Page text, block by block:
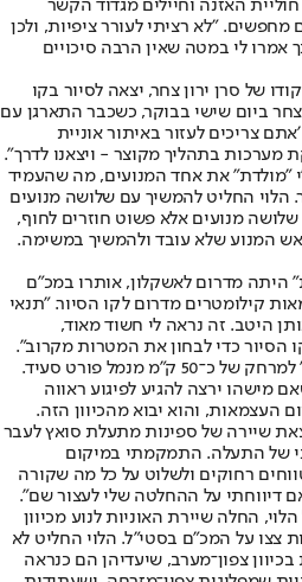
חוליית האזנה וחיילים מגדוד הקשר
"לא רציתי לעורר ציפיות, ולכן
אמרו לי במטה שאין הרבה סיכויים
(מדגם סער 2), בפיקודו של סרן ירון צחר, יצאה לסיור בקו
ביום שישי בבוקר, כשכבר התארגן עם
צריכים לעזור באיתור אוניית
מערכות בתהליך מקוצר - ויצאנו לדרך".
"מולדת" את אחד המנועים, מה שהעמיד
הלוי החליט להמשיך עם שלושה מנועים
מנועים אלא פשוט חוזרים לחוף,
המנוע שלא עובד ולהמשיך במשימה.
היתה מדרום לאשקלון, אותרו במכ"ם
קילומטרים מדרום לקו הסיור. "תנאי
היטב. זה נראה לי חשוד מאוד,
הסיור כדי לבחון את המטרות מקרוב".
אחר הצהריים התקרבה "מולדת" למרחק של כ־50 ק"מ מנמל פורט סעיד.
מישהו ירצה להגיע לפיגוע ראווה
העצמאות, והוא יבוא מהכיוון הזה.
אמורה לצאת שיירה של ספינות מתעלת סואץ לעבר
של התעלה. התמקמתי במיקום
רחוקים ולשלוט על כל מה שקורה
דיווחתי על ההחלטה שלי לעצור שם".
הלוי, החלה שיירת האוניות לנוע מכיוון
צצו על המכ"ם בסטי"ל. הלוי החליט לא
צפון־מערב, שיעדיהן הם כנראה